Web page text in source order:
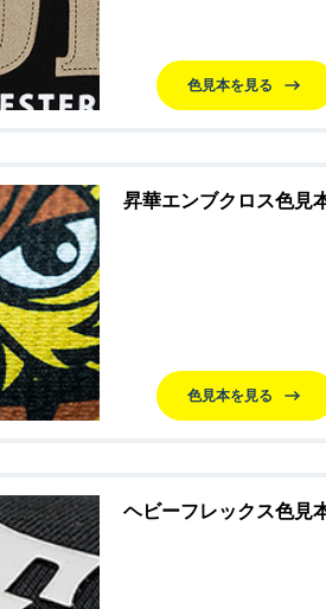
色見本を見る
昇華エンブクロス色見
色見本を見る
ヘビーフレックス色見